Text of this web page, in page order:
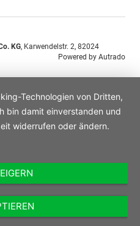
KG, Karwendelstr. 2, 82024
Powered by Autrado
Technologien von Dritten,
bin damit einverstanden und
widerrufen oder ändern.